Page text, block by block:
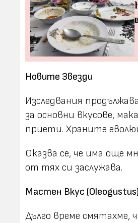
Новите Звезди
Изследвания
за основни вкусове,
приети. Храните
Оказва се, че има още
от тях си заслужава.
Мастен Вкус (Oleogustus)
Дълго време смятахме,